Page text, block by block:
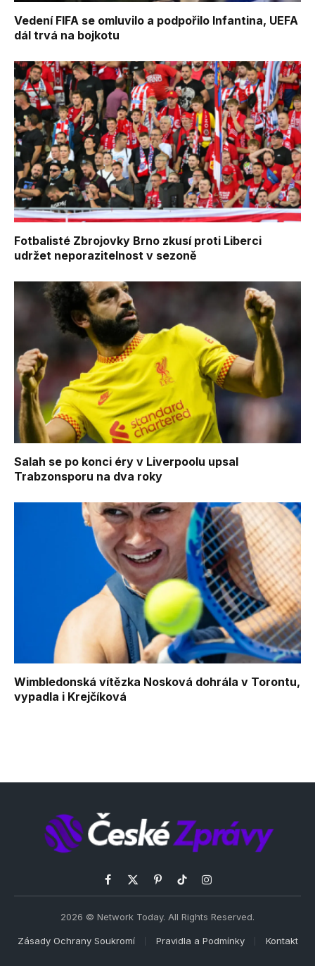
Vedení FIFA se omluvilo a podpořilo Infantina, UEFA
dál trvá na bojkotu
Fotbalisté Zbrojovky Brno zkusí proti Liberci
udržet neporazitelnost v sezoně
Salah se po konci éry v Liverpoolu upsal
Trabzonsporu na dva roky
Wimbledonská vítězka Nosková dohrála v Torontu,
vypadla i Krejčíková
Facebook
X
PinterestTikTokInstagram
2026 © Network Today. All Rights Reserved.
Zásady Ochrany Soukromí Pravidla a Podmínky Kontakt